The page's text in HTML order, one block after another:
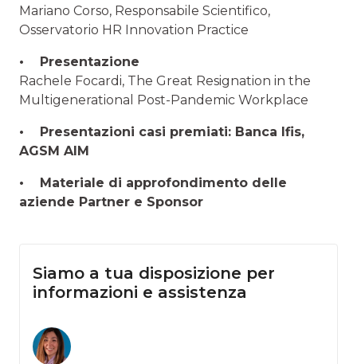
Mariano Corso, Responsabile Scientifico,
Osservatorio HR Innovation Practice
• Presentazione
Rachele Focardi, The Great Resignation in the
Multigenerational Post-Pandemic Workplace
• Presentazioni casi premiati: Banca Ifis,
AGSM AIM
• Materiale di approfondimento delle
aziende Partner e Sponsor
Siamo a tua disposizione per
informazioni e assistenza